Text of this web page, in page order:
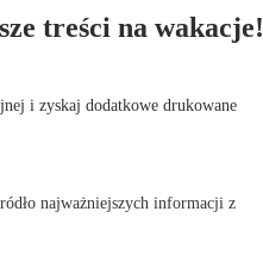
treści na wakacje!
i zyskaj dodatkowe drukowane
najważniejszych informacji z